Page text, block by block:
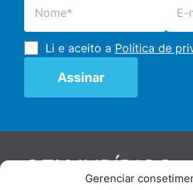
Gerenciar
Li e aceito a Política de
GENJURÍDICO